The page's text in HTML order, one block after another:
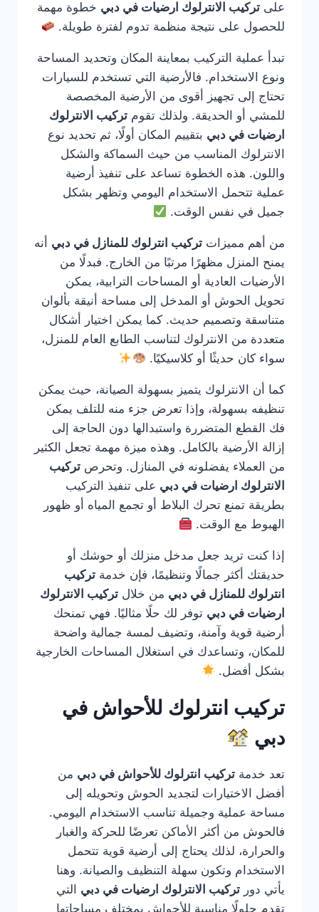
على تركيب الانترلوك ارضيات في دبي خطوة مهمة
للحصول على نتيجة منظمة تدوم لفترة طويلة.
تبدأ عملية التركيب بمعاينة المكان وتحديد المساحة
ونوع الاستخدام. فالأرضية التي تستخدم للسيارات
تحتاج إلى تجهيز أقوى من الأرضية المخصصة
للمشي أو الحديقة. ولذلك تقوم تركيب الانترلوك
ارضيات في دبي بتقييم المكان أولًا، ثم تحديد نوع
الانترلوك المناسب من حيث السماكة والشكل
واللون. هذه الخطوة تساعد على تنفيذ أرضية
عملية تتحمل الاستخدام اليومي وتظهر بشكل
جميل في نفس الوقت.
من أهم مميزات تركيب انترلوك للمنازل في دبي أنه
يمنح المنزل مظهرًا مرتبًا من الخارج. فبدلًا من
الأرضيات العادية أو المساحات الترابية، يمكن
تحويل الحوش أو المدخل إلى مساحة أنيقة بألوان
متناسقة وتصميم حديث. كما يمكن اختيار أشكال
متعددة من الانترلوك لتناسب الطابع العام للمنزل،
سواء كان حديثًا أو كلاسيكيًا.
كما أن الانترلوك يتميز بسهولة الصيانة، حيث يمكن
تنظيفه بسهولة، وإذا تعرض جزء منه للتلف يمكن
فك القطع المتضررة واستبدالها دون الحاجة إلى
إزالة الأرضية بالكامل. وهذه ميزة مهمة تجعل الكثير
من العملاء يفضلونه في المنازل. وتحرص تركيب
الانترلوك ارضيات في دبي على تنفيذ التركيب
بطريقة تمنع تحرك البلاط أو تجمع المياه أو ظهور
الهبوط مع الوقت.
إذا كنت تريد جعل مدخل منزلك أو حوشك أو
حديقتك أكثر جمالًا وتنظيمًا، فإن خدمة تركيب
انترلوك للمنازل في دبي من خلال تركيب الانترلوك
ارضيات في دبي توفر لك حلًا مثاليًا. فهي تمنحك
أرضية قوية وآمنة، وتضيف لمسة جمالية واضحة
للمكان، وتساعدك في استغلال المساحات الخارجية
بشكل أفضل.
تركيب انترلوك للأحواش في
دبي
تعد خدمة تركيب انترلوك للأحواش في دبي من
أفضل الاختيارات لتجديد الحوش وتحويله إلى
مساحة عملية وجميلة تناسب الاستخدام اليومي.
فالحوش من أكثر الأماكن تعرضًا للحركة والغبار
والحرارة، لذلك يحتاج إلى أرضية قوية تتحمل
الاستخدام وتكون سهلة التنظيف والصيانة. وهنا
يأتي دور تركيب الانترلوك ارضيات في دبي التي
تقدم حلولًا مناسبة للأحواش بمختلف مساحاتها